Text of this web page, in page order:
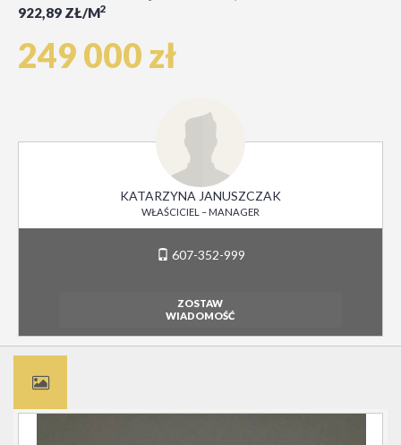
922,89 ZŁ/M2
249 000 zł
KATARZYNA JANUSZCZAK
WŁAŚCICIEL – MANAGER
607-352-999
ZOSTAW
WIADOMOŚĆ